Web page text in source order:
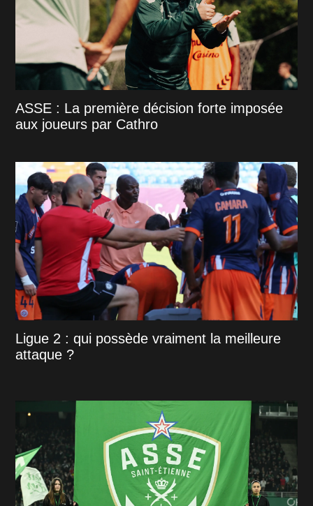
ASSE : La première décision forte imposée
aux joueurs par Cathro
Ligue 2 : qui possède vraiment la meilleure
attaque ?